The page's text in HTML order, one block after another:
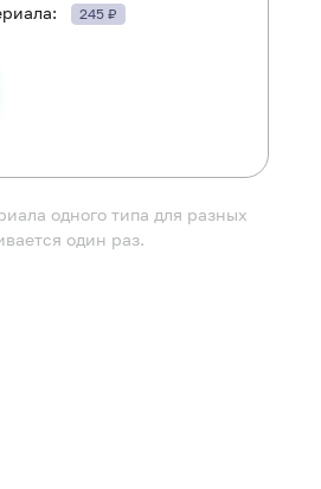
исследования.
245 ₽
одного типа для разных
один раз.